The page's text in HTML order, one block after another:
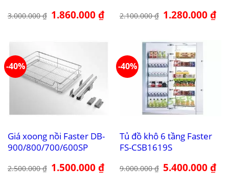
3.000.000₫ Giá
gốc
1.860.000₫Giá
hiện
1.860.000 ₫.
2.100.000₫ Giá
gốc
1.280.000₫Giá
-40%
Giá xoong nồi Faster DB-
900/800/700/600SP
2.500.000₫ Giá
gốc
1.500.000₫Giá
hiện
-40%
Tủ đồ khô 6 tầng Faster
FS-CSB1619S
9.000.000₫ Giá
gốc
5.400.000₫Giá